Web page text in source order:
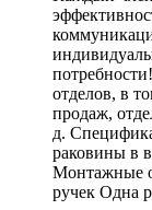
отделов, в
продаж,
д.
раковины в
Монтажные
ручек Одна